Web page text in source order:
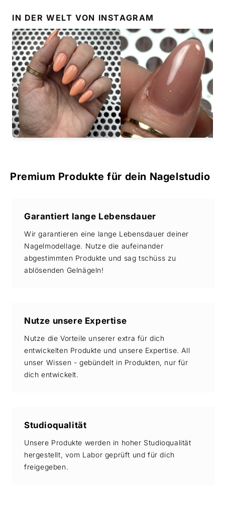
IN DER WELT VON INSTAGRAM
Premium Produkte für dein Nagelstudio
Garantiert lange Lebensdauer
Wir garantieren eine lange Lebensdauer deiner
Nagelmodellage. Nutze die aufeinander
abgestimmten Produkte und sag tschüss zu
ablösenden Gelnägeln!
Nutze unsere Expertise
Nutze die Vorteile unserer extra für dich
entwickelten Produkte und unsere Expertise. All
unser Wissen - gebündelt in Produkten, nur für
dich entwickelt.
Studioqualität
Unsere Produkte werden in hoher Studioqualität
hergestellt, vom Labor geprüft und für dich
freigegeben.